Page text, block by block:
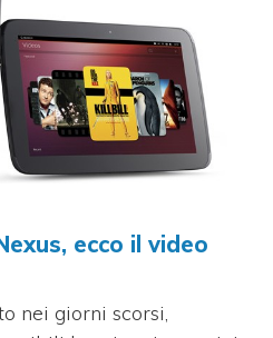
ecco il video
nei giorni scorsi,